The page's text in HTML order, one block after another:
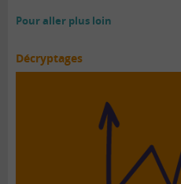
Pour aller plus loin
Décryptages